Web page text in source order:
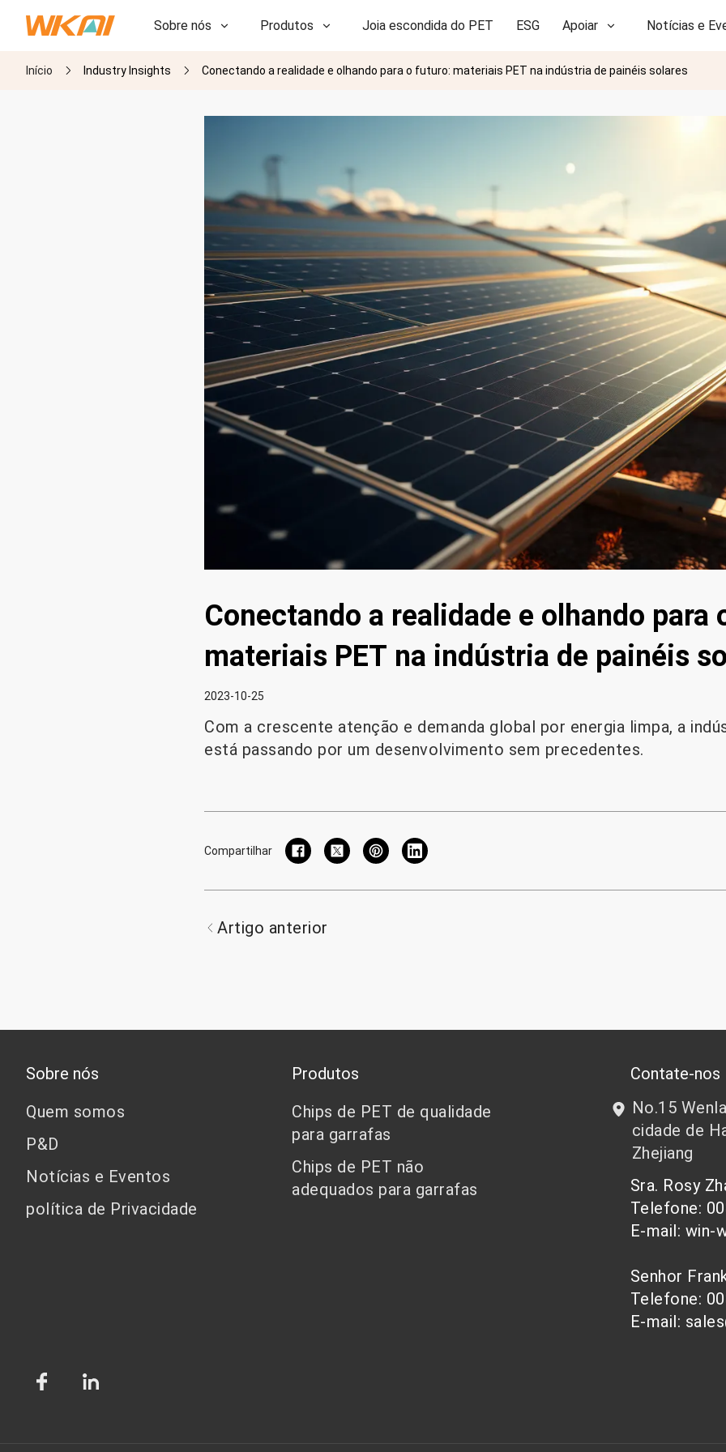
Sobre nós Produtos Joia escondida do PET ESG Apoiar Notícias e
P&D
Início Industry Insights Conectando a realidade e olhando para o futuro: materiais PET na indústria de painéis solares
Conectando a realidade e olhando para
materiais PET na indústria de painéis
2023-10-25
Com a crescente atenção e demanda global por energia limpa, a
está passando por um desenvolvimento sem precedentes.
Compartilhar
Artigo anterior
Sobre nós
Quem somos
P&D
Notícias e Eventos
política de Privacidade
Produtos
Chips de PET de qualidade
para garrafas
Chips de PET não
adequados para garrafas
Contate-nos
No.15
cidade de
Zhejiang
Sra. Rosy
Telefone:
E-mail: win-
Senhor
Telefone:
E-mail: